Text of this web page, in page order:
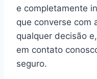
e completamente
que converse com
qualquer decisão
em contato
seguro.